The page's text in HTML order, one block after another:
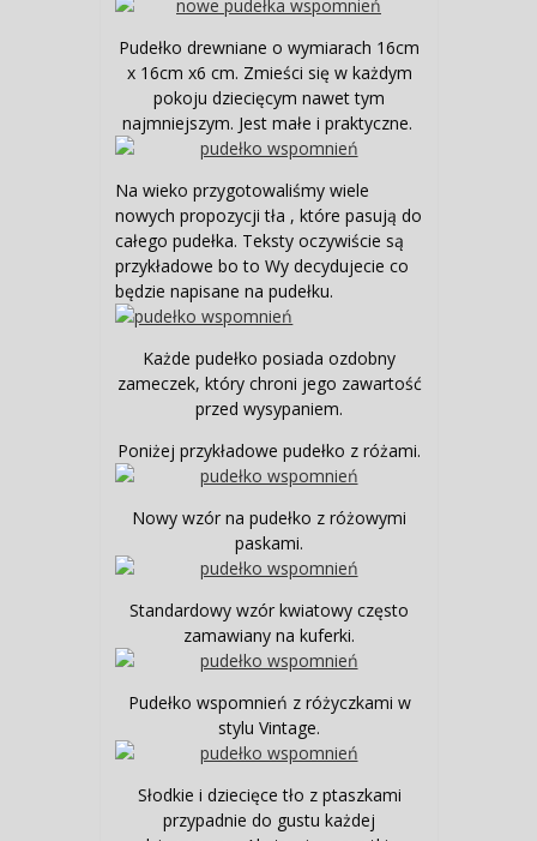
Pudełko drewniane o wymiarach 16cm
x 16cm x6 cm. Zmieści się w każdym
pokoju dziecięcym nawet tym
najmniejszym. Jest małe i praktyczne.
Na wieko przygotowaliśmy wiele
nowych propozycji tła , które pasują do
całego pudełka. Teksty oczywiście są
przykładowe bo to Wy decydujecie co
będzie napisane na pudełku.
Każde pudełko posiada ozdobny
zameczek, który chroni jego zawartość
przed wysypaniem.
Poniżej przykładowe pudełko z różami.
Nowy wzór na pudełko z różowymi
paskami.
Standardowy wzór kwiatowy często
zamawiany na kuferki.
Pudełko wspomnień z różyczkami w
stylu Vintage.
Słodkie i dziecięce tło z ptaszkami
przypadnie do gustu każdej